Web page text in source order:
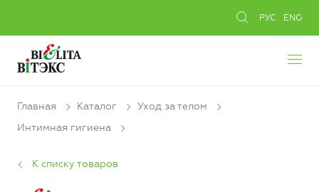
РУС ENG
Главная Каталог
Уход за телом
Интимная гигиена
К списку товаров